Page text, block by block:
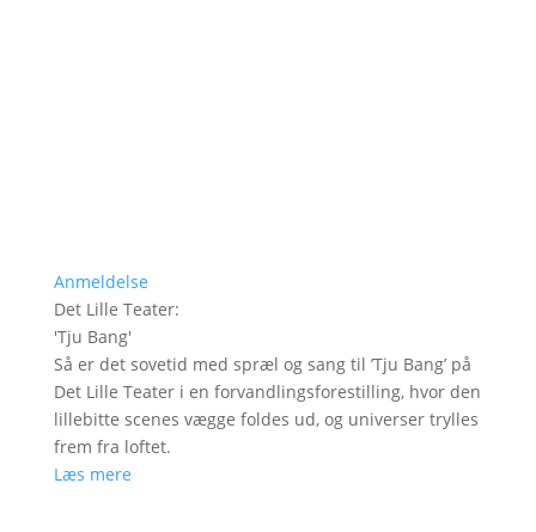
Anmeldelse
Det Lille Teater:
'Tju Bang'
Så er det sovetid med spræl og sang til ’Tju Bang’ på
Det Lille Teater i en forvandlingsforestilling, hvor den
lillebitte scenes vægge foldes ud, og universer trylles
frem fra loftet.
Læs mere